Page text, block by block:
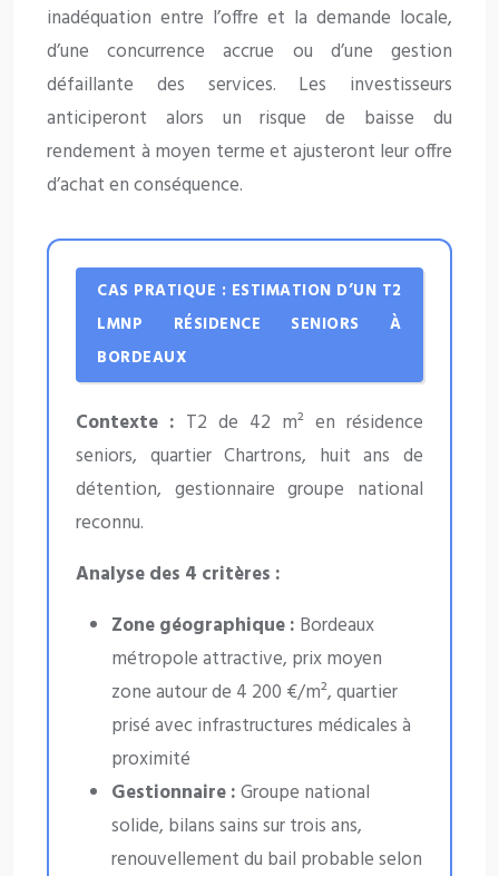
inadéquation entre l’offre et la demande locale,
d’une concurrence accrue ou d’une gestion
défaillante des services. Les investisseurs
anticiperont alors un risque de baisse du
rendement à moyen terme et ajusteront leur offre
d’achat en conséquence.
CAS PRATIQUE : ESTIMATION D’UN T2
LMNP RÉSIDENCE SENIORS À
BORDEAUX
Contexte : T2 de 42 m² en résidence
seniors, quartier Chartrons, huit ans de
détention, gestionnaire groupe national
reconnu.
Analyse des 4 critères :
Zone géographique : Bordeaux
métropole attractive, prix moyen
zone autour de 4 200 €/m², quartier
prisé avec infrastructures médicales à
proximité
Gestionnaire :Groupe national
solide, bilans sains sur trois ans,
renouvellement du bail probable selon